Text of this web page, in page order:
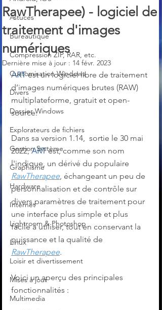
Astuces
Bureautique
Compression ZIP, RAR, etc.
Customisation Windows
Divers
Dossier Windows
Explorateurs de fichiers
Gestion Système
Graphisme
Hardware
Internet
Lightroom & Photoshop
Linux
Loisir et divertissement
Mises à jour
Multimedia
RawTherapee) - logiciel de
traitement d'images
numériques
Dernière mise à jour : 14 févr. 2023
ART est un logiciel libre de traitement
d’images numériques brutes (RAW)
multiplateforme, gratuit et open-
source.
Dans sa version 1.14,  sortie le 30 mai
2022, ART est, comme son nom
l'indique, un dérivé du populaire
RawTherapee, échangeant un peu de
personnalisation et de contrôle sur
divers paramètres de traitement pour
une interface plus simple et plus
facile à utiliser, tout en conservant la
puissance et la qualité de
RawTherapee.
Voici un aperçu des principales
fonctionnalités :